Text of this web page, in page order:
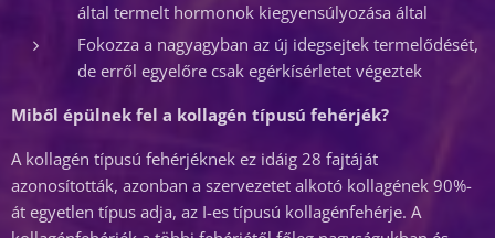
által termelt hormonok kiegyensúlyozása által
Fokozza a nagyagyban az új idegsejtek termelődését,
de erről egyelőre csak egérkísérletet végeztek
Miből épülnek fel a kollagén típusú fehérjék?
A kollagén típusú fehérjéknek ez idáig 28 fajtáját
azonosították, azonban a szervezetet alkotó kollagének 90%-
át egyetlen típus adja, az I-es típusú kollagénfehérje. A